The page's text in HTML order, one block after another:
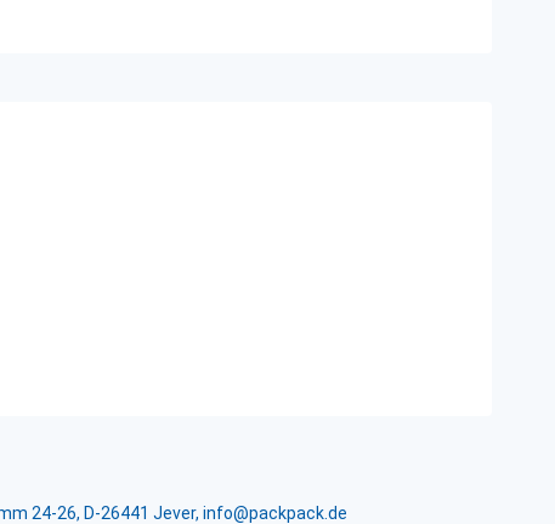
24-26, D-26441 Jever, info@packpack.de